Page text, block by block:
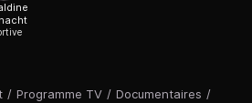
/ Programme TV / Documentaires /